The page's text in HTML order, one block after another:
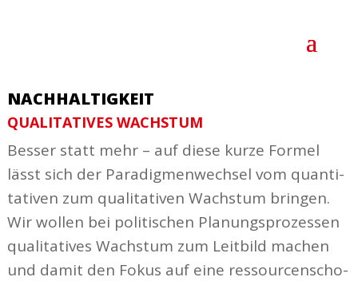
NACHHALTIGKEIT
QUALI­TA­TIVES WACHSTUM
Besser statt mehr – auf diese kurze Formel
lässt sich der Para­dig­men­wechsel vom quan­ti­
ta­tiven zum quali­ta­tiven Wachstum bringen.
Wir wollen bei poli­ti­schen Planungs­pro­zessen
quali­ta­tives Wachstum zum Leitbild machen
und damit den Fokus auf eine ressour­cen­scho­